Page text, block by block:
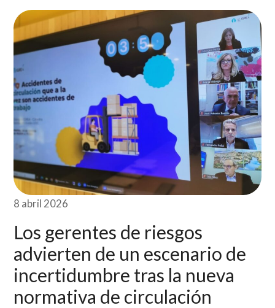
8 abril 2026
Los gerentes de riesgos
advierten de un escenario de
incertidumbre tras la nueva
normativa de circulación